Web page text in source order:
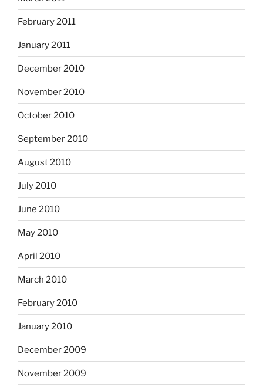
February 2011
January 2011
December 2010
November 2010
October 2010
September 2010
August 2010
July 2010
June 2010
May 2010
April 2010
March 2010
February 2010
January 2010
December 2009
November 2009